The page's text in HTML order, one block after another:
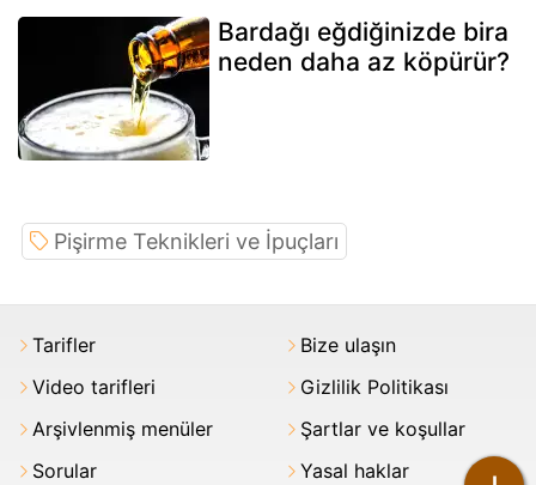
Bardağı eğdiğinizde bira
neden daha az köpürür?
Pişirme Teknikleri ve İpuçları
Tarifler
Video tarifleri
Arşivlenmiş menüler
Sorular
Bize ulaşın
Gizlilik Politikası
Şartlar ve koşullar
Yasal haklar